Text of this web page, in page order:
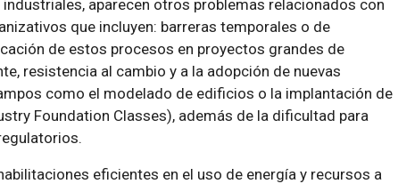
aparecen otros problemas relacionados con
que incluyen: barreras temporales o de
de estos procesos en proyectos grandes de
resistencia al cambio y a la adopción de nuevas
como el modelado de edificios o la implantación de
Foundation Classes), además de la dificultad para
eficientes en el uso de energía y recursos a